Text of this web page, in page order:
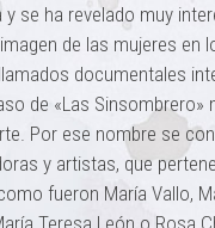
y se ha revelado muy
de las mujeres en
documentales
de «Las Sinsombrero»
Por ese nombre se
y artistas, que
fueron María Vallo,
Teresa León o Rosa